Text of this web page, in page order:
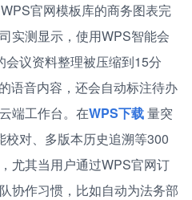
官网模板库的商务图表完
实测显示，使用WPS智能会
议资料整理被压缩到15分
语音内容，还会自动标注待办
端工作台。在WPS下载量突
对、多版本历史追溯等300
尤其当用户通过WPS官网订
协作习惯，比如自动为法务部